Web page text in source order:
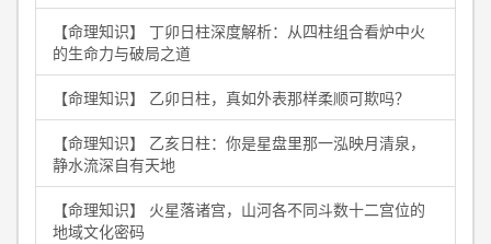
【命理知识】 丁卯日柱深度解析：从四柱组合看炉中火
的生命力与破局之道
【命理知识】 乙卯日柱，真如外表那样柔顺可欺吗？
【命理知识】 乙亥日柱：你是星盘里那一泓映月清泉，
静水流深自有天地
【命理知识】 火星落诸宫，山河各不同斗数十二宫位的
地域文化密码